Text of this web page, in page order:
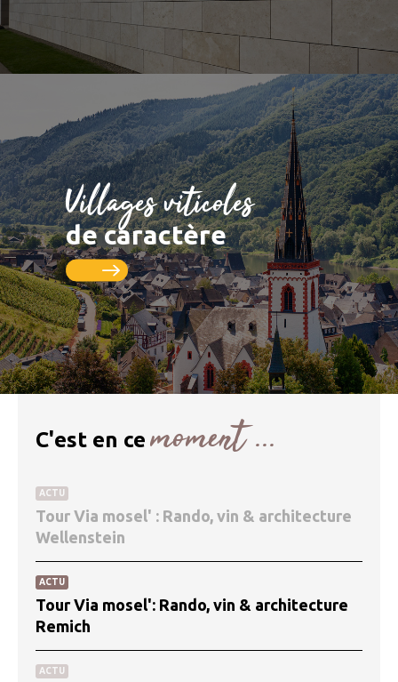
Metz
Nancy
Villages viticoles
de caractère
C'est en cemoment ...
ACTU
Tour Via mosel' : Rando, vin & architecture
Wellenstein
ACTU
Tour Via mosel': Rando, vin & architecture
Remich
ACTU